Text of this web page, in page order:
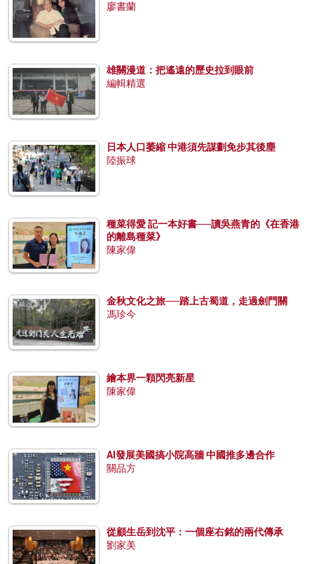
廖書蘭
雄關漫道：把遙遠的歷史拉到眼前
編輯精選
日本人口萎縮 中港須先謀劃免步其後塵
陸振球
種菜得愛 記一本好書──讀吳燕青的《在香港
的離島種菜》
陳家偉
金秋文化之旅──踏上古蜀道，走過劍門關
馮珍今
繪本界一顆閃亮新星
陳家偉
AI發展美國搞小院高牆 中國推多邊合作
關品方
從顧生岳到沈平：一個座右銘的兩代傳承
劉家美